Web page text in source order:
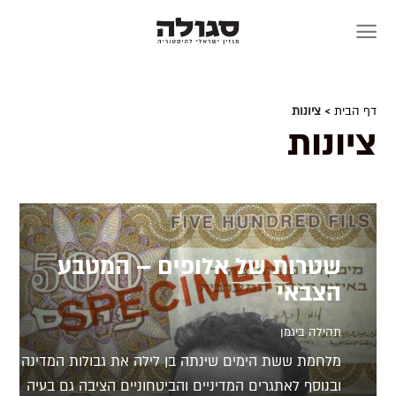
דף הבית > ציונות
ציונות
שטרות של אלופים – המטבע
הצבאי
תהילה ביגמן
מלחמת ששת הימים שינתה בן לילה את גבולות המדינה
ובנוסף לאתגרים המדיניים והביטחוניים הציבה גם בעיה